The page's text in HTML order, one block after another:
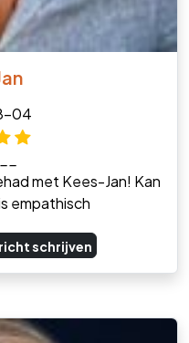
04
met Kees-Jan! Kan
empathisch
schrijven